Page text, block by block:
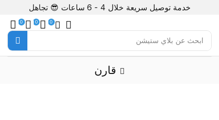
خدمة توصيل سريعة خلال 4 - 6 ساعات 😎 تجاهل
ابحث عن بلاي ستيشن
0
0
0
قارن